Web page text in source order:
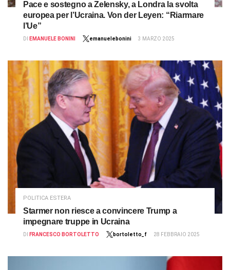
Pace e sostegno a Zelensky, a Londra la svolta
europea per l’Ucraina. Von der Leyen: “Riarmare
l’Ue”
DI EMANUELE BONINI emanuelebonini 3 MARZO 2025
POLITICA ESTERA
Starmer non riesce a convincere Trump a
impegnare truppe in Ucraina
DI FRANCESCO BORTOLETTO bortoletto_f 28 FEBBRAIO 2025